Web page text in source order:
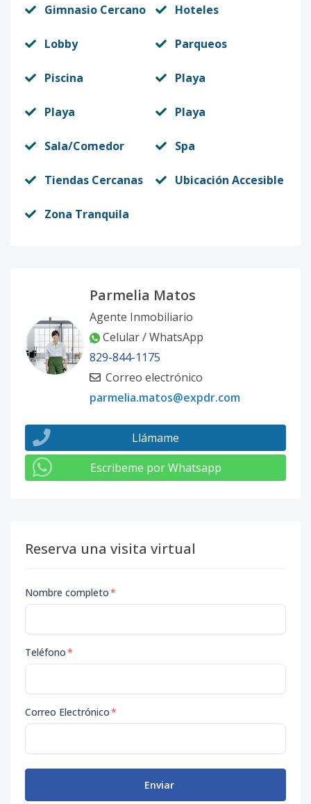
Gimnasio Cercano Hoteles
Lobby Parqueos
Piscina Playa
Playa Playa
Sala/Comedor Spa
Tiendas Cercanas Ubicación Accesible
Zona Tranquila
Parmelia Matos
Agente Inmobiliario
Celular / WhatsApp
829-844-1175
Correo electrónico
parmelia.matos@expdr.com
Llámame
Escribeme por Whatsapp
Reserva una visita virtual
Nombre completo*
Teléfono*
Correo Electrónico*
Enviar